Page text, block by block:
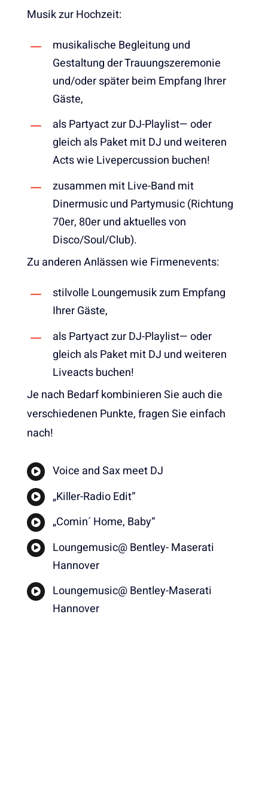
Musik zur Hochzeit:
musikalische Begleitung und
Gestaltung der Trauungszeremonie
und/oder später beim Empfang Ihrer
Gäste,
als Partyact zur DJ-Playlist— oder
gleich als Paket mit DJ und weiteren
Acts wie Livepercussion buchen!
zusammen mit Live-Band mit
Dinermusic und Partymusic (Richtung
70er, 80er und aktuelles von
Disco/Soul/Club).
Zu anderen Anlässen wie Firmenevents:
stilvolle Loungemusik zum Empfang
Ihrer Gäste,
als Partyact zur DJ-Playlist— oder
gleich als Paket mit DJ und weiteren
Liveacts buchen!
Je nach Bedarf kombinieren Sie auch die
verschiedenen Punkte, fragen Sie einfach
nach!
Voice and Sax meet DJ
„Killer-Radio Edit“
„Comin´ Home, Baby“
Loungemusic@ Bentley- Maserati
Hannover
Loungemusic@ Bentley-Maserati
Hannover